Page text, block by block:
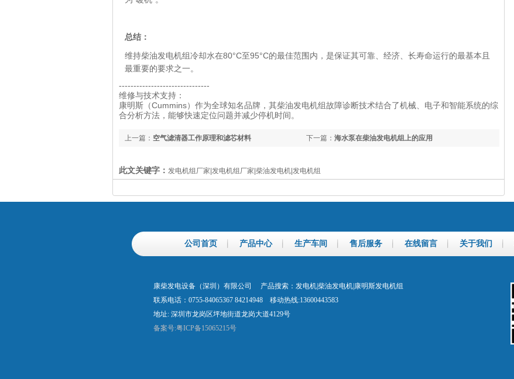
总结 ：
维持柴油发电机组冷却水在80°C至95°C的最佳范围内，是保证其可靠、经济、长寿命运行的最基本且
最重要的要求之一。
-------------------------------
维修与技术支持：
康明斯（Cummins）作为全球知名品牌，其柴油发电机组故障诊断技术结合了机械、电子和智能系统的综
合分析方法，能够快速定位问题并减少停机时间。
下一篇： 海水泵在柴油发电机组上的应用
上一篇： 空气滤清器工作原理和滤芯材料
此文关键字： 发电机组厂家|发电机组厂家|柴油发电机|发电机组
公司首页 产品中心 生产车间 售后服务 在线留言 关于我们
康柴发电设备（深圳）有限公司 产品搜索：发电机|柴油发电机|康明斯发电机组
联系电话：0755-84065367 84214948 移动热线:13600443583
地址: 深圳市龙岗区坪地街道龙岗大道4129号
备案号:粤ICP备15065215号